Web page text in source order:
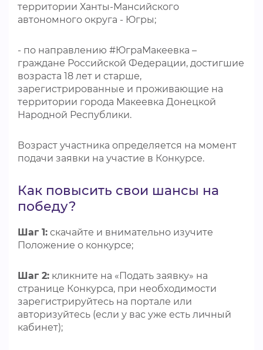
территории Ханты-Мансийского
автономного округа - Югры;
- по направлению #ЮграМакеевка –
граждане Российской Федерации, достигшие
возраста 18 лет и старше,
зарегистрированные и проживающие на
территории города Макеевка Донецкой
Народной Республики.
Возраст участника определяется на момент
подачи заявки на участие в Конкурсе.
Как повысить свои шансы на
победу?
Шаг 1: скачайте и внимательно изучите
Положение о конкурсе;
Шаг 2: кликните на «Подать заявку» на
странице Конкурса, при необходимости
зарегистрируйтесь на портале или
авторизуйтесь (если у вас уже есть личный
кабинет);